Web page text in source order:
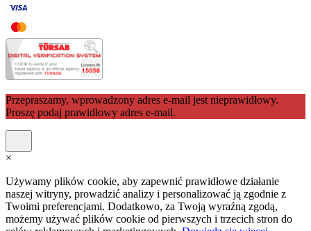
Przepraszamy, wprowadzony adres e-mail jest nieprawidłowy.
Proszę podaj prawidłowy adres e-mail.
×
Używamy plików cookie, aby zapewnić prawidłowe działanie
naszej witryny, prowadzić analizy i personalizować ją zgodnie z
Twoimi preferencjami. Dodatkowo, za Twoją wyraźną zgodą,
możemy używać plików cookie od pierwszych i trzecich stron do